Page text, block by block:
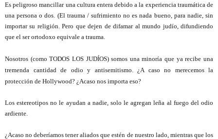
Es peligroso mancillar una cultura entera debido a la experiencia traumática de
una persona o dos. (El trauma / sufrimiento no es nada bueno, para nadie, sin
importar su religión. Pero que dejen de difamar al mundo judío, difundiendo
que el ser ortodoxo equivale a trauma.
Nosotros (comoTODOS LOS JUDÍOS) somos una minoría que ya recibe una
tremenda cantidad de odio y antisemitismo. ¿A caso no merecemos la
protección de Hollywood? ¿Acaso nos importa eso?
Los estereotipos no le ayudan a nadie, solo le agregan leña al fuego del odio
ardiente.
¿Acaso no deberíamos tener aliados que estén de nuestro lado, mientras que los